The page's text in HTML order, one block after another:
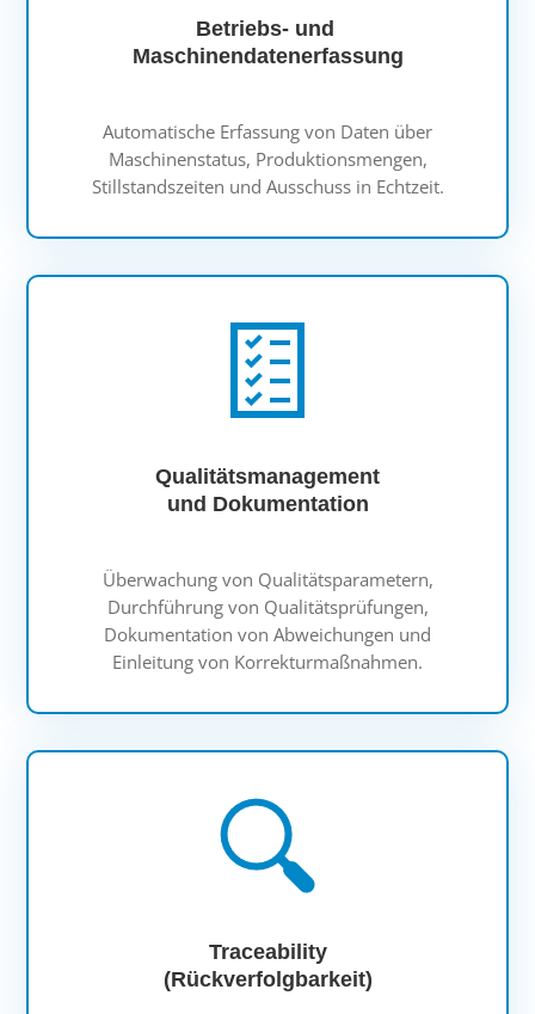
Betriebs- und
Maschinendatenerfassung
Automatische Erfassung von Daten über
Maschinenstatus, Produktionsmengen,
Stillstandszeiten und Ausschuss in Echtzeit.
Qualitätsmanagement
und Dokumentation
Überwachung von Qualitätsparametern,
Durchführung von Qualitätsprüfungen,
Dokumentation von Abweichungen und
Einleitung von Korrekturmaßnahmen.
Traceability
(Rückverfolgbarkeit)